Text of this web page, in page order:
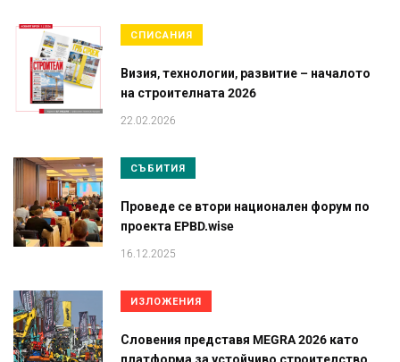
СПИСАНИЯ
Визия, технологии, развитие – началото
на строителната 2026
22.02.2026
СЪБИТИЯ
Проведе се втори национален форум по
проекта EPBD.wise
16.12.2025
ИЗЛОЖЕНИЯ
Словения представя MEGRA 2026 като